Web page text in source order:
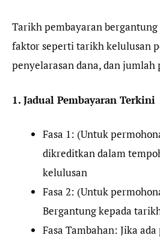
Tarikh pembayaran bergantung
faktor seperti tarikh kelulusan
penyelarasan dana, dan
1. Jadual Pembayaran Terkini
Fasa 1: (Untuk
dikreditkan dalam
kelulusan
Fasa 2: (Untuk
Bergantung kepada
Fasa Tambahan: Jika